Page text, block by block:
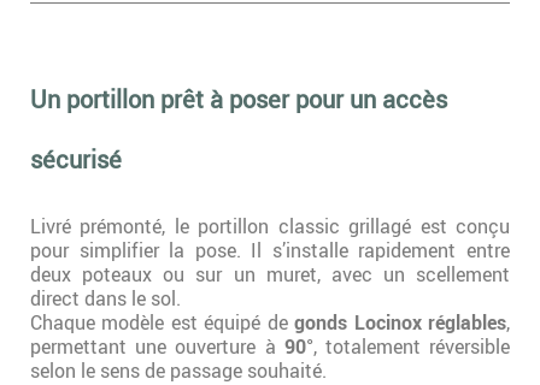
Un portillon prêt à poser pour un accès
sécurisé
Livré prémonté, le portillon classic grillagé est conçu
pour simplifier la pose. Il s’installe rapidement entre
deux poteaux ou sur un muret, avec un scellement
direct dans le sol.
Chaque modèle est équipé degonds Locinox réglables,
permettant une ouverture à 90°, totalement réversible
selon le sens de passage souhaité.